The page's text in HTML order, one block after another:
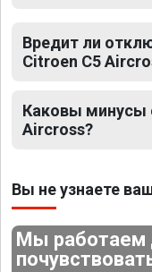
Вредит ли
Citroen C5
Каковы минусы
Aircross?
Вы не узнаете
Мы работаем